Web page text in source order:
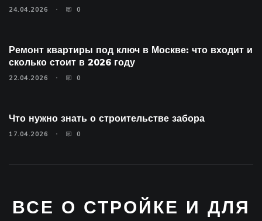
24.04.2026 0
Ремонт квартиры под ключ в Москве: что входит и
сколько стоит в 2026 году
22.04.2026 0
Что нужно знать о строительстве забора
17.04.2026 0
ВСЕ О СТРОЙКЕ И ДЛЯ